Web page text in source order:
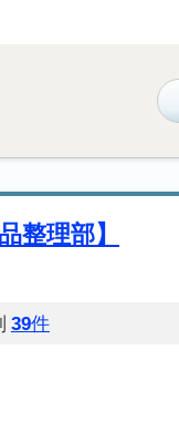
整理部】
39件